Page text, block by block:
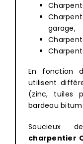
garage,
En fonction
utilisent
(zinc, tuiles
bardeau
Soucieux
charpentier